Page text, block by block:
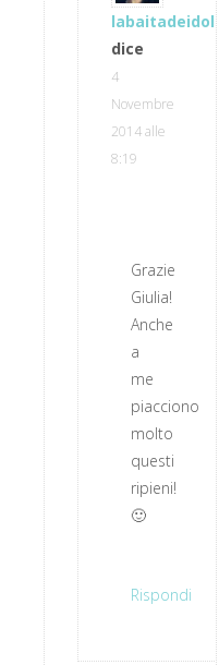
labaitadeidolci
dice
4
Novembre
2014 alle
8:19
Grazie
Giulia!
Anche
a
me
piacciono
molto
questi
ripieni!
🙂
Rispondi